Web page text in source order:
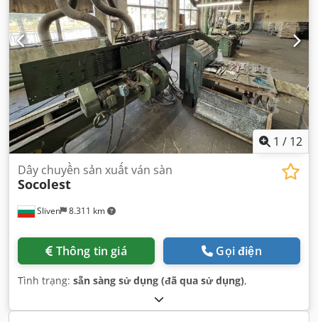
1 / 12
Sliven 8.311 km
Dây chuyền sản xuất ván sàn
Socolest
Thông tin giá Gọi điện
Tình trạng: sẵn sàng sử dụng (đã qua sử dụng),